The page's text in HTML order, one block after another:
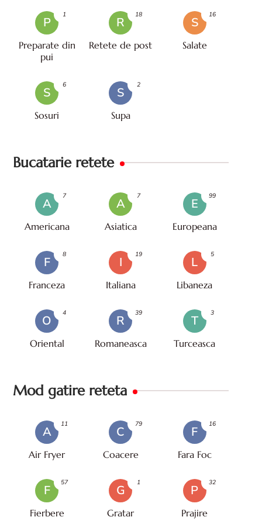
P
Preparate din
pui
1
R
Retete de post
18
S
Salate
16
S
Sosuri
6
S
Supa
2
Bucatarie retete
A
Americana
7
A
Asiatica
7
E
Europeana
99
F
Franceza
8
I
Italiana
19
L
Libaneza
5
O
Oriental
4
R
Romaneasca
39
T
Turceasca
3
Mod gatire reteta
A
Air Fryer
11
C
Coacere
79
F
Fara Foc
16
F
Fierbere
57
G
Gratar
1
P
Prajire
32